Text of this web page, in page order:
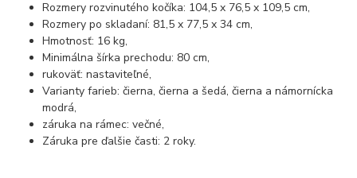
Rozmery rozvinutého kočíka: 104,5 x 76,5 x 109,5 cm,
Rozmery po skladaní: 81,5 x 77,5 x 34 cm,
Hmotnosť: 16 kg,
Minimálna šírka prechodu: 80 cm,
rukoväť: nastaviteľné,
Varianty farieb: čierna, čierna a šedá, čierna a námornícka
modrá,
záruka na rámec: večné,
Záruka pre ďalšie časti: 2 roky.